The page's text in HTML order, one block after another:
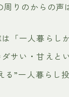
りのからの声
「一人暮らし
サい・甘えと
る”一人暮らし